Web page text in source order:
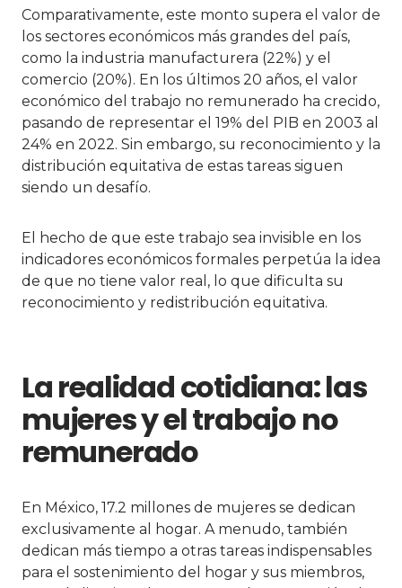
Comparativamente, este monto supera el valor de
los sectores económicos más grandes del país,
como la industria manufacturera (22%) y el
comercio (20%). En los últimos 20 años, el valor
económico del trabajo no remunerado ha crecido,
pasando de representar el 19% del PIB en 2003 al
24% en 2022. Sin embargo, su reconocimiento y la
distribución equitativa de estas tareas siguen
siendo un desafío.
El hecho de que este trabajo sea invisible en los
indicadores económicos formales perpetúa la idea
de que no tiene valor real, lo que dificulta su
reconocimiento y redistribución equitativa.
La realidad cotidiana: las
mujeres y el trabajo no
remunerado
En México, 17.2 millones de mujeres se dedican
exclusivamente al hogar. A menudo, también
dedican más tiempo a otras tareas indispensables
para el sostenimiento del hogar y sus miembros,